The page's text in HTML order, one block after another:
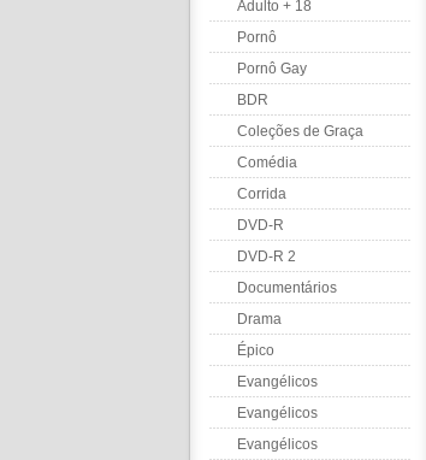
Adulto + 18
Pornô
Pornô Gay
BDR
Coleções de Graça
Comédia
Corrida
DVD-R
DVD-R 2
Documentários
Drama
Épico
Evangélicos
Evangélicos
Evangélicos